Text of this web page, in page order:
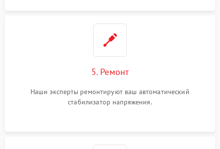
5. Ремонт
Наши эксперты ремонтируют ваш автоматический
стабилизатор напряжения.